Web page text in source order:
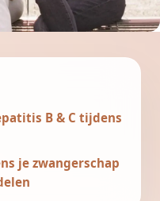
B & C tijdens
je zwangerschap